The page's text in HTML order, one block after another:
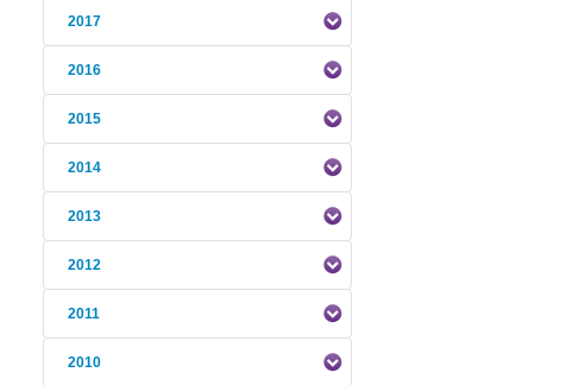
2017
2016
2015
2014
2013
2012
2011
2010